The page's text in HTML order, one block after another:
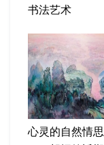
书法艺术
心灵的自然情思